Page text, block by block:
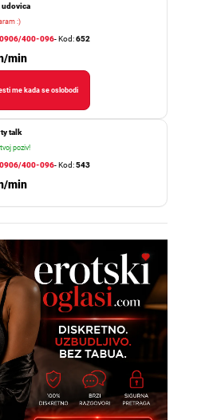
udovica
:)
0906/400-096- Kod:652
min
me kada se oslobodi
talk
poziv!
0906/400-096- Kod:543
min